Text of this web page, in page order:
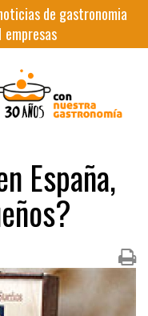
de gastronomia
empresas
España,